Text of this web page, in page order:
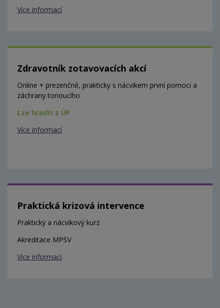
Více informací
Zdravotník zotavovacích akcí
Online + prezenčně, prakticky s nácvikem první pomoci a
záchrany tonoucího
Lze hradit z ÚP
Více informací
Praktická krizová intervence
Praktický a nácvikový kurz
Akreditace MPSV
Více informací